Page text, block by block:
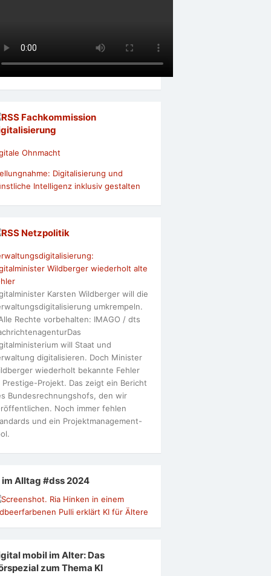
Fachkommission
Ohnmacht
Digitalisierung und
Intelligenz inklusiv gestalten
Netzpolitik
Wildberger wiederholt alte
Karsten Wildberger will die
umkrempeln.
Rechte vorbehalten: IMAGO / dts
will Staat und
digitalisieren. Doch Minister
wiederholt bekannte Fehler
Prestige-Projekt. Das zeigt ein Bericht
Bundesrechnungshofs, den wir
Noch immer fehlen
und ein Projektmanagement-
im Alltag #dss 2024
mobil im Alter: Das
zum Thema KI